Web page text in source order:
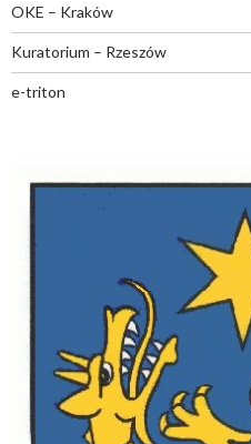
OKE – Kraków
Kuratorium – Rzeszów
e-triton